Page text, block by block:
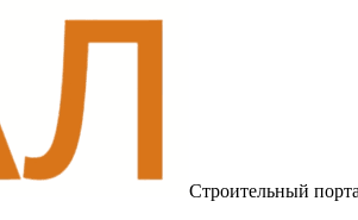
Строительный